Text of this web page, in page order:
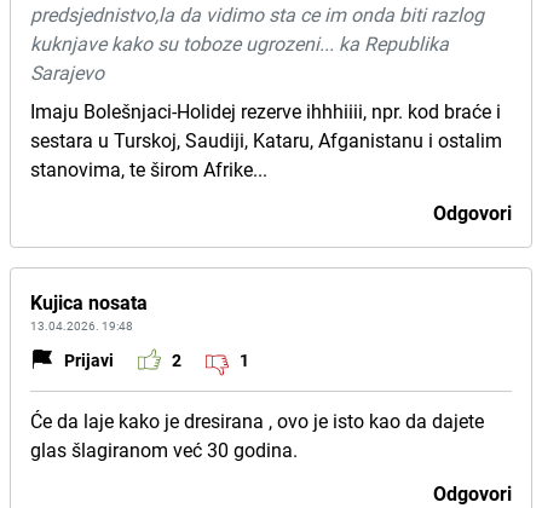
predsjednistvo,la da vidimo sta ce im onda biti razlog
kuknjave kako su toboze ugrozeni... ka Republika
Sarajevo
Imaju Bolešnjaci-Holidej rezerve ihhhiiii, npr. kod braće i
sestara u Turskoj, Saudiji, Kataru, Afganistanu i ostalim
stanovima, te širom Afrike...
Odgovori
Kujica nosata
13.04.2026. 19:48
Prijavi 2 1
Će da laje kako je dresirana , ovo je isto kao da dajete
glas šlagiranom već 30 godina.
Odgovori